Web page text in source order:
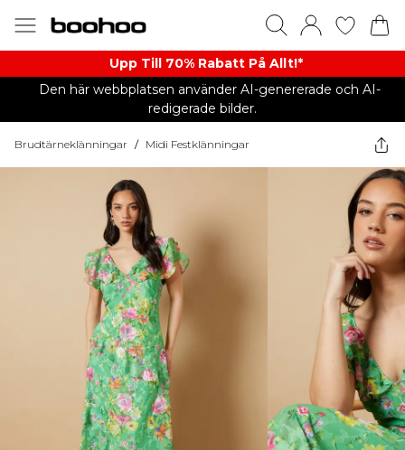
Upp Till 70% Rabatt På Allt!*
Den här webbplatsen använder AI-genererade och AI-
redigerade bilder.
Brudtärneklänningar / Midi Festklänningar